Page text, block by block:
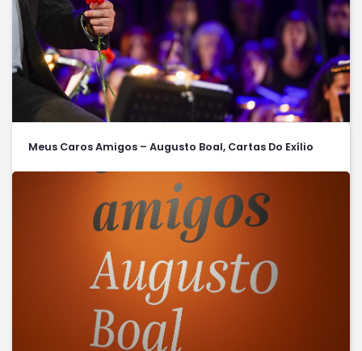
Meus Caros Amigos – Augusto Boal, Cartas Do Exílio